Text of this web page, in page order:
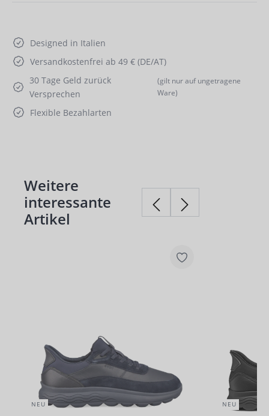
Designed in Italien
Versandkostenfrei ab 49 € (DE/AT)
30 Tage Geld zurück
Versprechen
(gilt nur auf ungetragene
Ware)
Flexible Bezahlarten
Produktgalerie überspringen
Weitere
interessante
Artikel
NEU NEU